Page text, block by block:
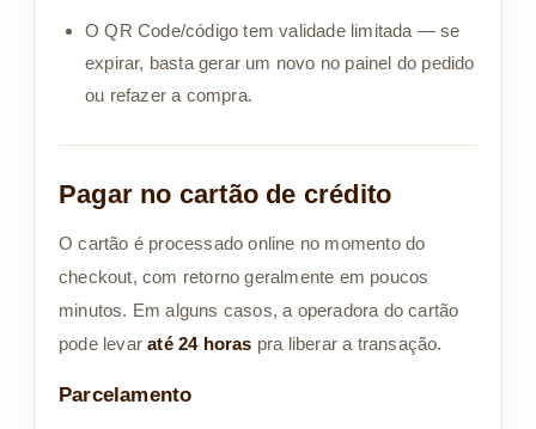
O QR Code/código tem validade limitada — se
expirar, basta gerar um novo no painel do pedido
ou refazer a compra.
Pagar no cartão de crédito
O cartão é processado online no momento do
checkout, com retorno geralmente em poucos
minutos. Em alguns casos, a operadora do cartão
pode levaraté 24 horas pra liberar a transação.
Parcelamento